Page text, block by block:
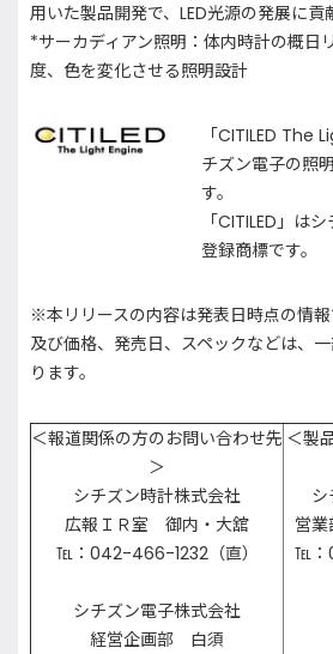
用いた製品開発で、LED光源の発展に貢
*サーカディアン照明：体内時計の概日
度、色を変化させる照明設計
「CITILED The
チズン電子の照
す。
「CITILED」は
登録商標です。
※本リリースの内容は発表日時点の情
及び価格、発売日、スペックなどは、
ります。
＜報道関係の方のお問い合わせ先
＞
シチズン時計株式会社
広報ＩＲ室 御内・大舘
℡：042-466-1232（直）
シチズン電子株式会社
経営企画部 白須
＜製
営
℡：